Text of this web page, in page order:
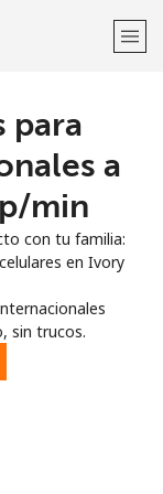
para
a
min
con tu familia:
en Ivory
sin trucos.